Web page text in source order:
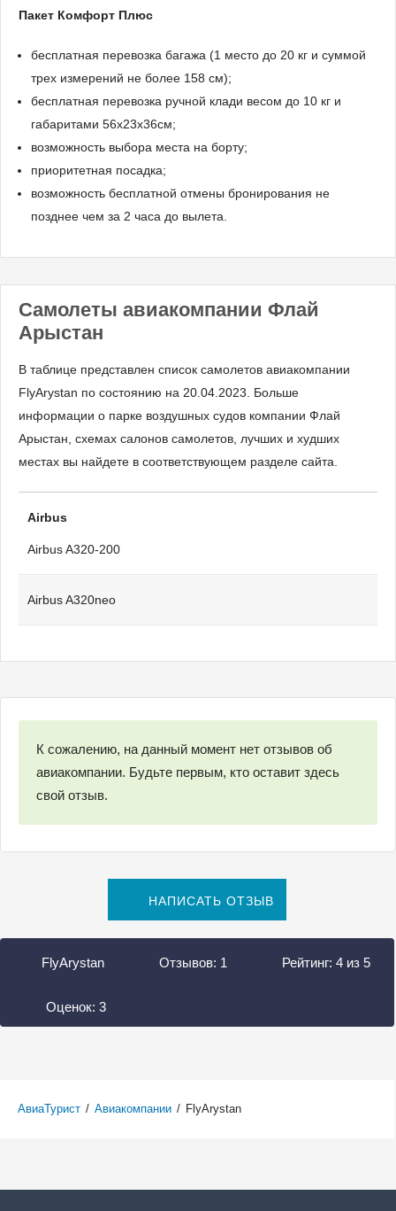
Пакет Комфорт Плюс
бесплатная перевозка багажа (1 место до 20 кг и суммой
трех измерений не более 158 см);
бесплатная перевозка ручной клади весом до 10 кг и
габаритами 56x23x36см;
возможность выбора места на борту;
приоритетная посадка;
возможность бесплатной отмены бронирования не
позднее чем за 2 часа до вылета.
Самолеты авиакомпании Флай
Арыстан
В таблице представлен список самолетов авиакомпании
FlyArystan по состоянию на 20.04.2023. Больше
информации о парке воздушных судов компании Флай
Арыстан, схемах салонов самолетов, лучших и худших
местах вы найдете в соответствующем разделе сайта.
Airbus
Airbus A320-200
Airbus A320neo
К сожалению, на данный момент нет отзывов об
авиакомпании. Будьте первым, кто оставит здесь
свой отзыв.
НАПИСАТЬ ОТЗЫВ
FlyArystan Отзывов: 1 Рейтинг: 4 из 5
Оценок: 3
АвиаТурист / Авиакомпании / FlyArystan